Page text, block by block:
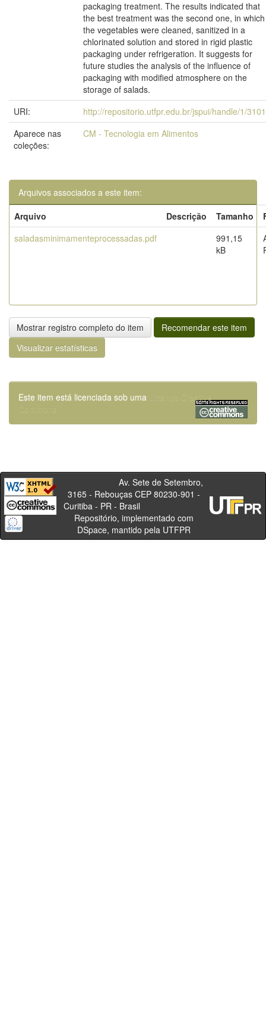
packaging treatment. The results indicated that
the best treatment was the second one, in which
the vegetables were cleaned, sanitized in a
chlorinated solution and stored in rigid plastic
packaging under refrigeration. It suggests for
future studies the analysis of the influence of
packaging with modified atmosphere on the
storage of salads.
URI:
http://repositorio.utfpr.edu.br/jspui/handle/1/
Aparece nas
coleções:
CM - Tecnologia em Alimentos
Arquivos associados a este item:
Arquivo
Descrição Tamanho
saladasminimamenteprocessadas.pdf
991,15
kB
Mostrar registro completo do item
Recomendar este item
Visualizar estatísticas
Este item está licenciada sob uma
Licença Creative
Commons
Av. Sete de Setembro,
3165 - Rebouças CEP 80230-901 -
Curitiba - PR - Brasil
Repositório, implementado com
DSpace, mantido pela UTFPR